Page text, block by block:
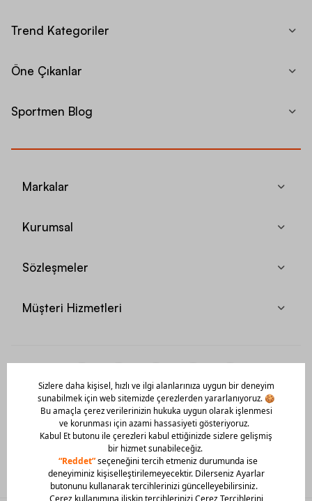
Trend Kategoriler
Öne Çıkanlar
Sportmen Blog
Markalar
Kurumsal
Sözleşmeler
Müşteri Hizmetleri
Mobil Uygulamamızı Hemen İndir!